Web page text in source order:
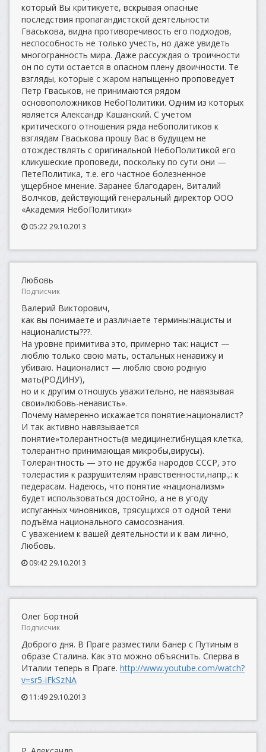
который Вы критикуете, вскрывая опасные
последствия пропагандистской деятельности
Гваськова, видна противоречивость его подходов,
неспособность не только учесть, но даже увидеть
многогранность мира. Даже рассуждая о троичности
он по сути остается в опасном плену двоичности. Те
взгляды, которые с жаром напыщенно проповедует
Петр Гваськов, не принимаются рядом
основоположников НебоПолитики. Одним из которых
является Александр Кашанский. С учетом
критического отношения ряда небополитиков к
взглядам Гваськова прошу Вас в будущем не
отождествлять с оригинальной НебоПолитикой его
кликушеские проповеди, поскольку по сути они —
ПетеПолитика, т.е. его частное болезненное
ущербное мнение. Заранее благодарен, Виталий
Волчков, действующий генеральный директор ООО
«Академия НебоПолитики»
05:22 29.10.2013
Любовь
Подписчик
Валерий Викторович,
как вы понимаете и различаете термины:нацисты и
националисты???.
На уровне примитива это, примерно так: нацист —
люблю только свою мать, остальных ненавижу и
убиваю. Националист — люблю свою родную
мать(РОДИНУ),
но и к другим отношусь уважительно, не навязывая
свои»любовь-ненависть».
Почему намеренно искажается понятие:националист?
И так активно навязывается
понятие»толерантность(в медицине:гибнущая клетка,
толерантно принимающая микробы,вирусы).
Толерантность — это не дружба народов СССР, это
толерастия к разрушителям нравственности,напр.,: к
педерасам. Надеюсь, что понятие «национализм»
будет использоваться достойно, а не в угоду
испуганных чиновников, трясущихся от одной тени
подъёма национального самосознания.
С уважением к вашей деятельности и к вам лично,
Любовь.
09:42 29.10.2013
Олег Бортной
Подписчик
Доброго дня. В Праге разместили банер с Путиным в
образе Сталина. Как это можно объяснить. Сперва в
Италии теперь в Праге. http://www.youtube.com/watch?
v=sr5-iFkSzNA
11:49 29.10.2013